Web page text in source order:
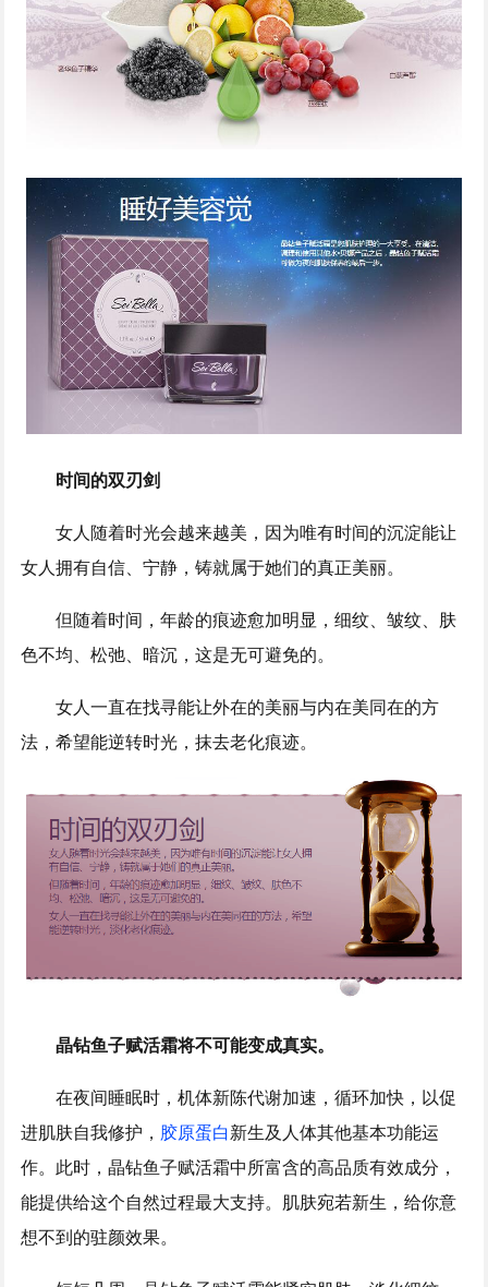
时间的双刃剑
女人随着时光会越来越美，因为唯有时间的沉淀能让
女人拥有自信、宁静，铸就属于她们的真正美丽。
但随着时间，年龄的痕迹愈加明显，细纹、皱纹、肤
色不均、松弛、暗沉，这是无可避免的。
女人一直在找寻能让外在的美丽与内在美同在的方
法，希望能逆转时光，抹去老化痕迹。
晶钻鱼子赋活霜将不可能变成真实。
在夜间睡眠时，机体新陈代谢加速，循环加快，以促
进肌肤自我修护， 胶原蛋白新生及人体其他基本功能运
作。此时，晶钻鱼子赋活霜中所富含的高品质有效成分，
能提供给这个自然过程最大支持。肌肤宛若新生，给你意
想不到的驻颜效果。